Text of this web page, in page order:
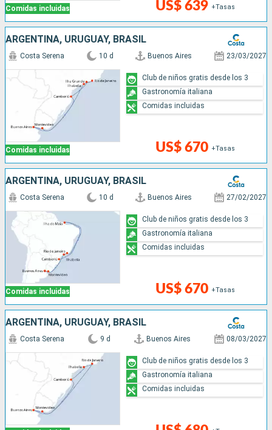
Comidas incluidas US$ 639 +Tasas
ARGENTINA, URUGUAY, BRASIL
Comidas incluidas
Costa Serena 10 d Buenos Aires 23/03/2027
US$ 670 +Tasas
Club de niños gratis desde los 3
Gastronomía italiana
Comidas incluidas
ARGENTINA, URUGUAY, BRASIL
Comidas incluidas
Costa Serena 10 d Buenos Aires 27/02/2027
US$ 670 +Tasas
Club de niños gratis desde los 3
Gastronomía italiana
Comidas incluidas
ARGENTINA, URUGUAY, BRASIL
Costa Serena 9 d Buenos Aires 08/03/2027
Club de niños gratis desde los 3
Gastronomía italiana
Comidas incluidas